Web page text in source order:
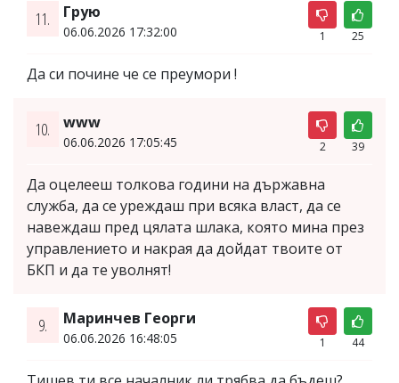
11. Грую
06.06.2026 17:32:00 1 25
Да си почине че се преумори !
10. www
06.06.2026 17:05:45 2 39
Да оцелееш толкова години на държавна
служба, да се уреждаш при всяка власт, да се
навеждаш пред цялата шлака, която мина през
управлението и накрая да дойдат твоите от
БКП и да те уволнят!
9. Маринчев Георги
06.06.2026 16:48:05 1 44